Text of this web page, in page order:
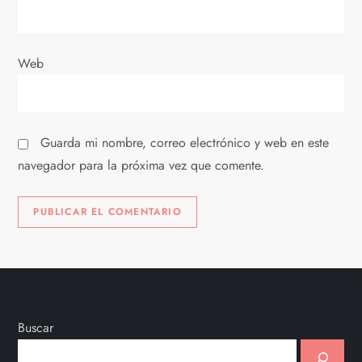
a
a
s
Web
Guarda mi nombre, correo electrónico y web en este
navegador para la próxima vez que comente.
Buscar